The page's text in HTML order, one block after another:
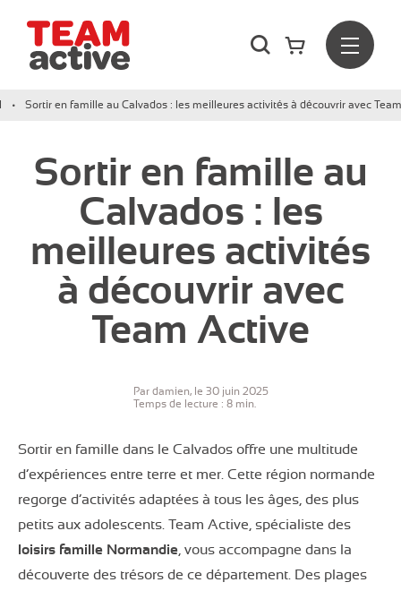
Rechercher
Menu
Sortir en famille au Calvados : les meilleures activités à découvrir avec
Sortir en famille au
Calvados : les
meilleures activités
à découvrir avec
Team Active
Par damien, le 30 juin 2025
Temps de lecture : 8 min.
Sortir en famille dans le Calvados offre une multitude
d’expériences entre terre et mer. Cette région normande
regorge d’activités adaptées à tous les âges, des plus
petits aux adolescents. Team Active, spécialiste des
loisirs famille Normandie, vous accompagne dans la
découverte des trésors de ce département. Des plages